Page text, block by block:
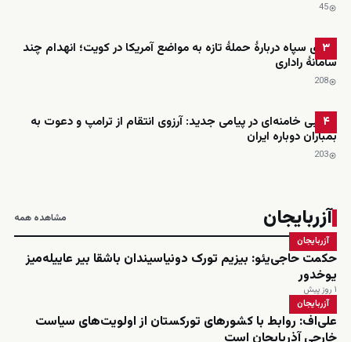
45
۳
ادعای سپاه دربارهٔ حملهٔ تازه به مواضع آمریکا در کویت؛ انهدام چند
سامانهٔ راداری
208
۴
مجتبی خامنه‌ای در پیامی جدید: آرزوی انتقام از ترامپ و دعوت به
بمباران دوباره ایران
203
آزربایجان مشاهده همه
آزربایجان
حکمت حاجی‌یئو: بیزیم تورک دونیاسیندان باشقا بیر عاییله‌میز
یوخدور
۱ روز پیش
آزربایجان
علی‌اف: روابط با کشورهای تورکستان از اولویت‌های سیاست